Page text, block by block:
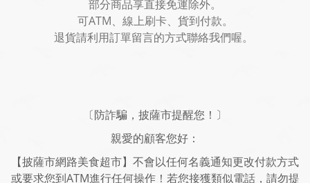
部分商品享直接免運除外。
可ATM、線上刷卡、貨到付款。
退貨請利用訂單留言的方式聯絡我們喔。
〔防詐騙，披薩市提醒您！〕
親愛的顧客您好：
【披薩市網路美食超市】不會以任何名義通知更改付款方式
或要求您到ATM進行任何操作！若您接獲類似電話，請勿提